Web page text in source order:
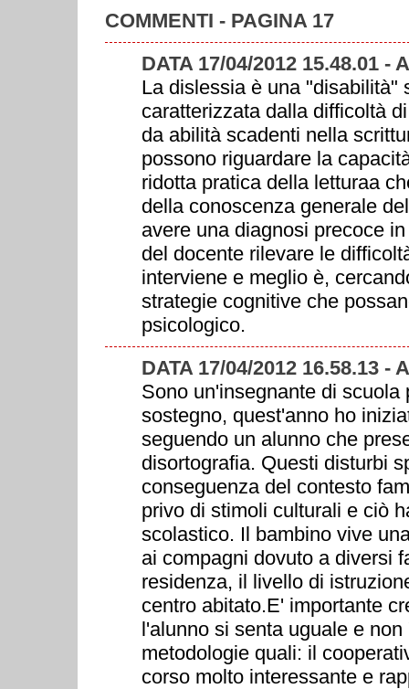
COMMENTI - PAGINA 17
DATA 17/04/2012 15.48.01 -
La dislessia è una "disabilità"
caratterizzata dalla difficoltà
da abilità scadenti nella
possono riguardare la
ridotta pratica della letturaa
della conoscenza generale
avere una diagnosi precoce
del docente rilevare le
interviene e meglio è,
strategie cognitive che
psicologico.
DATA 17/04/2012 16.58.13 -
Sono un'insegnante di
sostegno, quest'anno ho
seguendo un alunno che
disortografia. Questi disturbi
conseguenza del contesto
privo di stimoli culturali e ciò
scolastico. Il bambino vive
ai compagni dovuto a diversi
residenza, il livello di
centro abitato.E' importante
l'alunno si senta uguale e
metodologie quali: il
corso molto interessante e